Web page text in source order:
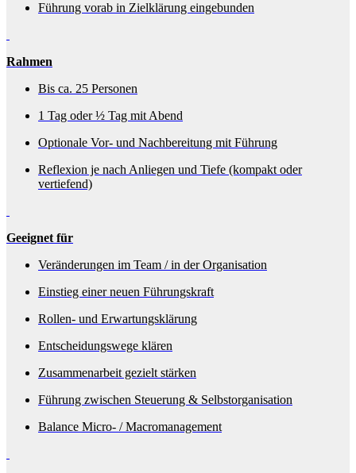
Führung vorab in Zielklärung eingebunden
Rahmen
Bis ca. 25 Personen
1 Tag oder ½ Tag mit Abend
Optionale Vor- und Nachbereitung mit Führung
Reflexion je nach Anliegen und Tiefe (kompakt oder
vertiefend)
Geeignet für
Veränderungen im Team / in der Organisation
Einstieg einer neuen Führungskraft
Rollen- und Erwartungsklärung
Entscheidungswege klären
Zusammenarbeit gezielt stärken
Führung zwischen Steuerung & Selbstorganisation
Balance Micro- / Macromanagement